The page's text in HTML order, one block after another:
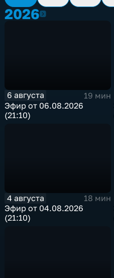
20262026
6 августа
19 мин
Эфир от 06.08.2026
(21:10)
4 августа
18 мин
Эфир от 04.08.2026
(21:10)